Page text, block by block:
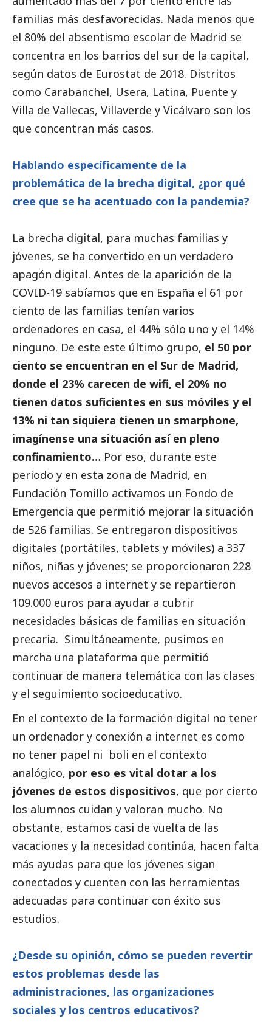
familias más desfavorecidas. Nada menos que
el 80% del absentismo escolar de Madrid se
concentra en los barrios del sur de la capital,
según datos de Eurostat de 2018. Distritos
como Carabanchel, Usera, Latina, Puente y
Villa de Vallecas, Villaverde y Vicálvaro son los
que concentran más casos.
Hablando específicamente de la
problemática de la brecha digital, ¿por qué
cree que se ha acentuado con la pandemia?
La brecha digital, para muchas familias y
jóvenes, se ha convertido en un verdadero
apagón digital. Antes de la aparición de la
COVID-19 sabíamos que en España el 61 por
ciento de las familias tenían varios
ordenadores en casa, el 44% sólo uno y el 14%
ninguno. De este este último grupo, el 50 por
ciento se encuentran en el Sur de Madrid,
donde el 23% carecen de wifi, el 20% no
tienen datos suficientes en sus móviles y el
13% ni tan siquiera tienen un smarphone,
imagínense una situación así en pleno
confinamiento… Por eso, durante este
periodo y en esta zona de Madrid, en
Fundación Tomillo activamos un Fondo de
Emergencia que permitió mejorar la situación
de 526 familias. Se entregaron dispositivos
digitales (portátiles, tablets y móviles) a 337
niños, niñas y jóvenes; se proporcionaron 228
nuevos accesos a internet y se repartieron
109.000 euros para ayudar a cubrir
necesidades básicas de familias en situación
precaria. Simultáneamente, pusimos en
marcha una plataforma que permitió
continuar de manera telemática con las clases
y el seguimiento socioeducativo.
En el contexto de la formación digital no tener
un ordenador y conexión a internet es como
no tener papel ni boli en el contexto
analógico, por eso es vital dotar a los
jóvenes de estos dispositivos, que por cierto
los alumnos cuidan y valoran mucho. No
obstante, estamos casi de vuelta de las
vacaciones y la necesidad continúa, hacen falta
más ayudas para que los jóvenes sigan
conectados y cuenten con las herramientas
adecuadas para continuar con éxito sus
estudios.
¿Desde su opinión, cómo se pueden revertir
estos problemas desde las
administraciones, las organizaciones
sociales y los centros educativos?